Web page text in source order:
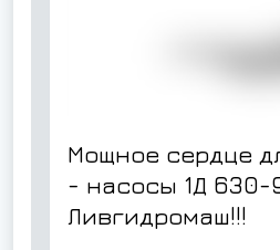
Мощное сердце
- насосы 1Д 630-
Ливгидромаш!!!